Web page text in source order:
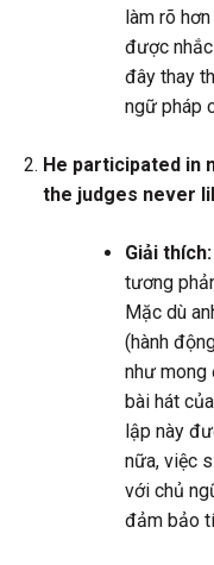
làm rõ
được
đây thay
ngữ pháp
He participated in
the judges never
Giải thích:
tương
Mặc dù
(hành
như mong
bài hát
lập này
nữa, việc
với chủ
đảm bảo